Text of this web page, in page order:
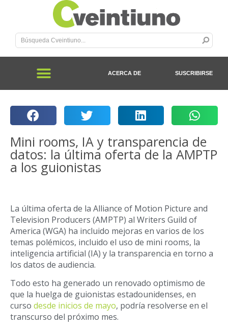
ACERCA DE SUSCRIBIRSE
Mini rooms, IA y transparencia de
datos: la última oferta de la AMPTP
a los guionistas
La última oferta de la Alliance of Motion Picture and
Television Producers (AMPTP) al Writers Guild of
America (WGA) ha incluido mejoras en varios de los
temas polémicos, incluido el uso de mini rooms, la
inteligencia artificial (IA) y la transparencia en torno a
los datos de audiencia.
Todo esto ha generado un renovado optimismo de
que la huelga de guionistas estadounidenses, en
curso desde inicios de mayo, podría resolverse en el
transcurso del próximo mes.